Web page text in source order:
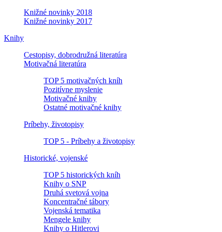
Knižné novinky 2018
Knižné novinky 2017
Knihy
Cestopisy, dobrodružná literatúra
Motivačná literatúra
TOP 5 motivačných kníh
Pozitívne myslenie
Motivačné knihy
Ostatné motivačné knihy
Príbehy, životopisy
TOP 5 - Príbehy a životopisy
Historické, vojenské
TOP 5 historických kníh
Knihy o SNP
Druhá svetová vojna
Koncentračné tábory
Vojenská tematika
Mengele knihy
Knihy o Hitlerovi